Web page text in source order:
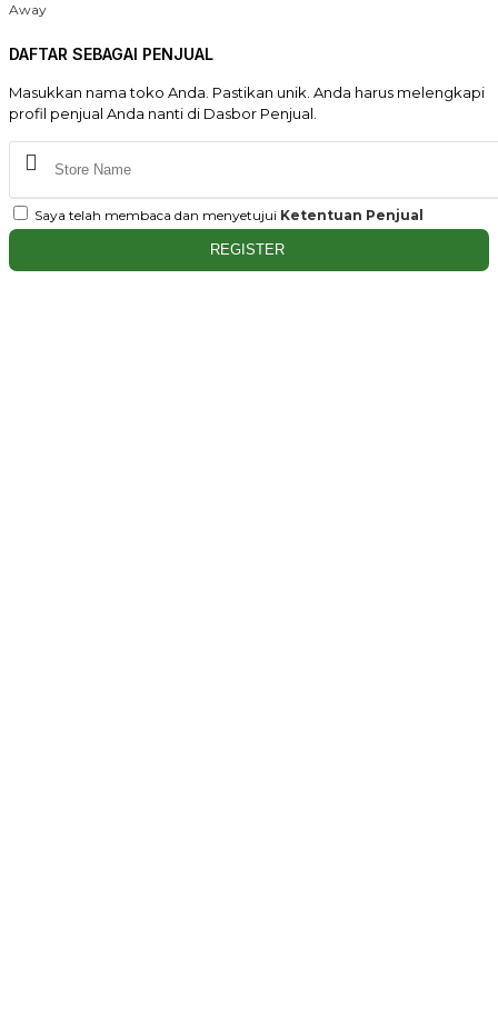
Away
DAFTAR SEBAGAI PENJUAL
Masukkan nama toko Anda. Pastikan unik. Anda harus melengkapi
profil penjual Anda nanti di Dasbor Penjual.
Saya telah membaca dan menyetujui Ketentuan Penjual
REGISTER